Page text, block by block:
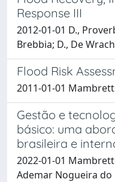
Response III
2012-01-01 D.,
Brebbia; D., De
Flood Risk
2011-01-01
Gestão e
básico: uma
brasileira e
2022-01-01
Ademar Nogueira do